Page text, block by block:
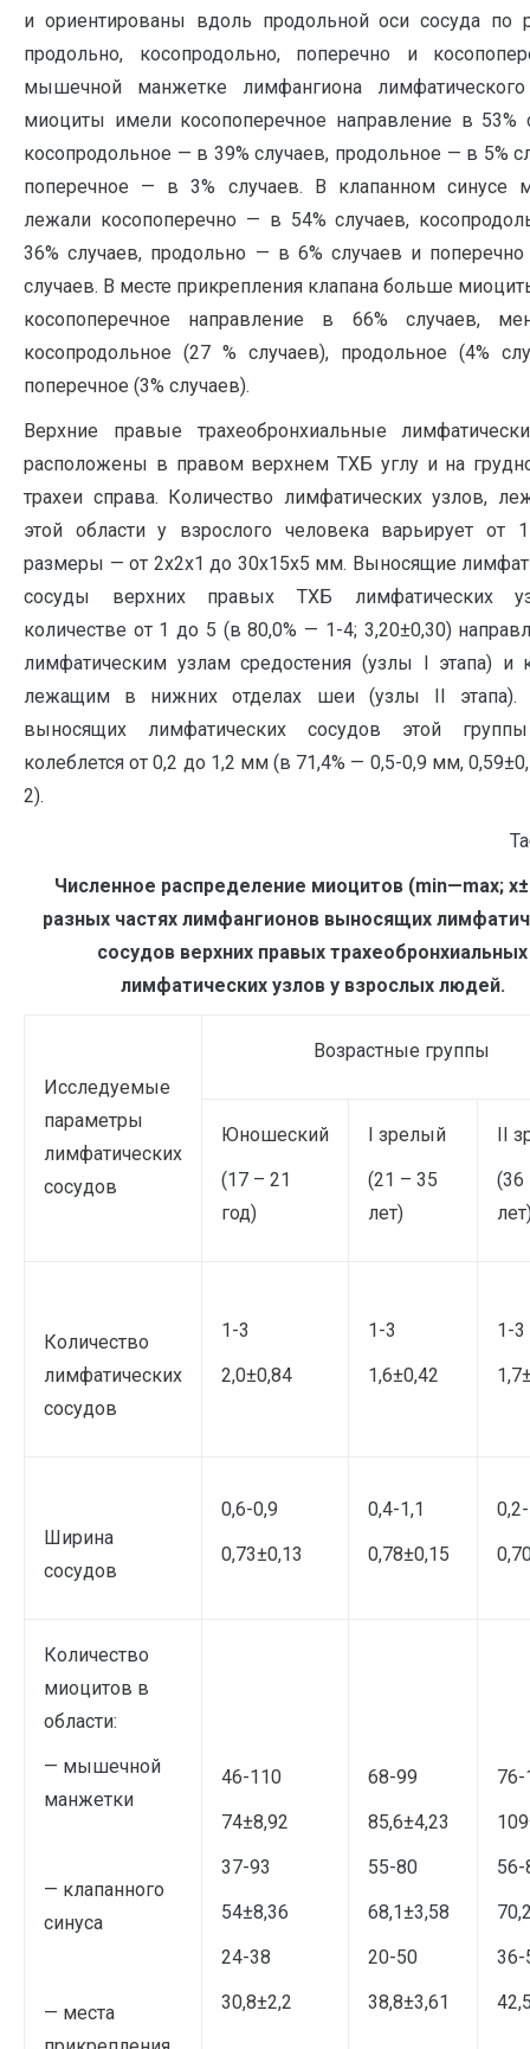
и ориентированы вдоль продольной оси сосуда по
продольно, косопродольно, поперечно и
мышечной манжетке лимфангиона лимфатического
миоциты имели косопоперечное направление в 53%
косопродольное — в 39% случаев, продольное — в 5%
поперечное — в 3% случаев. В клапанном синусе
лежали косопоперечно — в 54% случаев,
36% случаев, продольно — в 6% случаев и
случаев. В месте прикрепления клапана больше
косопоперечное направление в 66% случаев,
косопродольное (27 % случаев), продольное (4%
поперечное (3% случаев).
Верхние правые трахеобронхиальные
расположены в правом верхнем ТХБ углу и на
трахеи справа. Количество лимфатических узлов,
этой области у взрослого человека варьирует от
размеры — от 2х2х1 до 30х15х5 мм. Выносящие
сосуды верхних правых ТХБ лимфатических
количестве от 1 до 5 (в 80,0% — 1-4; 3,20±0,30)
лимфатическим узлам средостения (узлы I этапа) и
лежащим в нижних отделах шеи (узлы II этапа).
выносящих лимфатических сосудов этой
колеблется от 0,2 до 1,2 мм (в 71,4% — 0,5-0,9 мм,
2).
Численное распределение миоцитов (min—max; x±
разных частях лимфангионов выносящих
сосудов верхних правых трахеобронхиальных
лимфатических узлов у взрослых людей.
Исследуемые
параметры
лимфатических
сосудов
Возрастные группы
Юношеский
(17 – 21
год)
I зрелый
(21 – 35
лет)
II
(36
Количество
лимфатических
сосудов
1-3
2,0±0,84
1-3
1,6±0,42
1-3
Ширина
сосудов
0,6-0,9
0,73±0,13
0,4-1,1
0,78±0,15
Количество
миоцитов в
области:
— мышечной
манжетки
— клапанного
синуса
— места
46-110
74±8,92
37-93
54±8,36
24-38
30,8±2,2
68-99
85,6±4,23
55-80
68,1±3,58
20-50
38,8±3,61
76-
56-
36-